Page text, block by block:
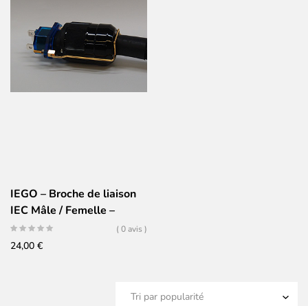
IEGO – Broche de liaison
IEC Mâle / Femelle –
R301L
( 0 avis )
24,00 €